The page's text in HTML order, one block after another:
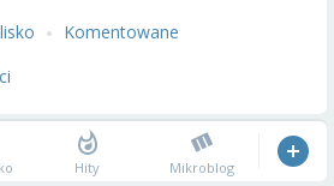
Komentowane
Hity Mikroblog